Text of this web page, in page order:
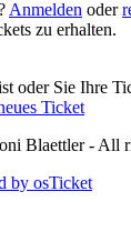
Anmelden oder
zu erhalten.
oder Sie Ihre
Ticket
Blaettler - All
by osTicket